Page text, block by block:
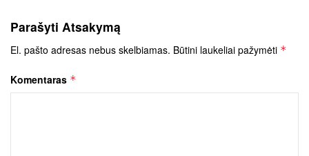
Parašyti Atsakymą
El. pašto adresas nebus skelbiamas. Būtini laukeliai pažymėti *
Komentaras *